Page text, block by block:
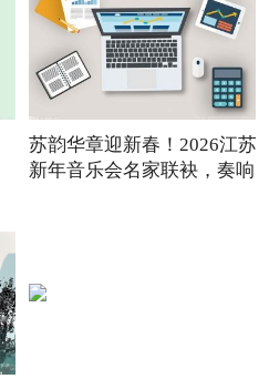
苏韵华章迎新春！2026江苏
新年音乐会名家联袂，奏响